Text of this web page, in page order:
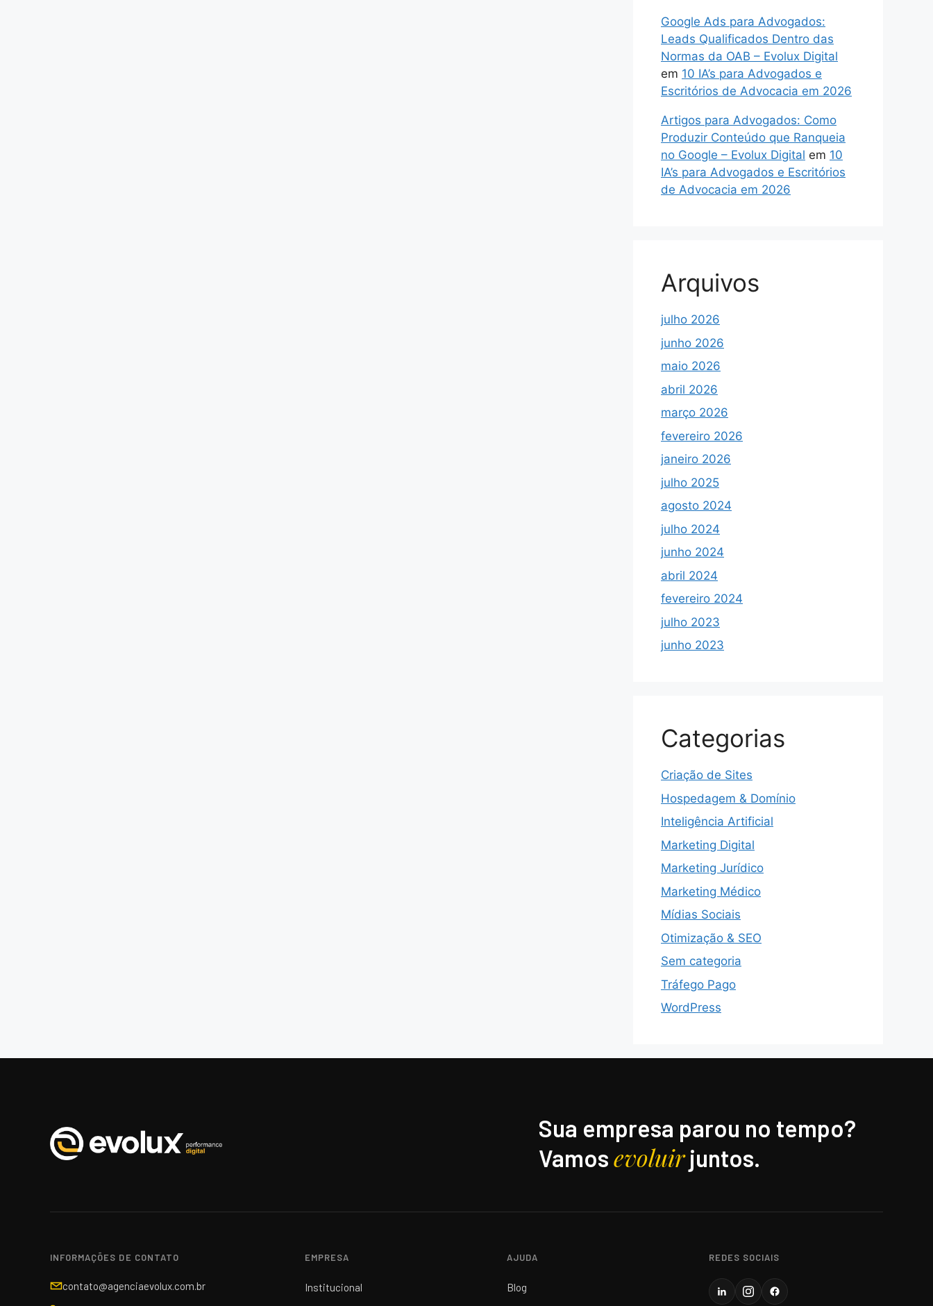
Google Ads para Advogados:
Leads Qualificados Dentro das
Normas da OAB – Evolux Digital
em 10 IA’s para Advogados e
Escritórios de Advocacia em 2026
Artigos para Advogados: Como
Produzir Conteúdo que Ranqueia
no Google – Evolux Digital em 10
IA’s para Advogados e Escritórios
de Advocacia em 2026
Arquivos
julho 2026
junho 2026
maio 2026
abril 2026
março 2026
fevereiro 2026
janeiro 2026
julho 2025
agosto 2024
julho 2024
junho 2024
abril 2024
fevereiro 2024
julho 2023
junho 2023
Categorias
Criação de Sites
Hospedagem & Domínio
Inteligência Artificial
Marketing Digital
Marketing Jurídico
Marketing Médico
Mídias Sociais
Otimização & SEO
Sem categoria
Tráfego Pago
WordPress
Sua empresa parou no tempo?
Vamosevoluirjuntos.
INFORMAÇÕES DE CONTATO
contato@agenciaevolux.com.br
EMPRESA
Institucional
AJUDA
Blog
REDES SOCIAIS